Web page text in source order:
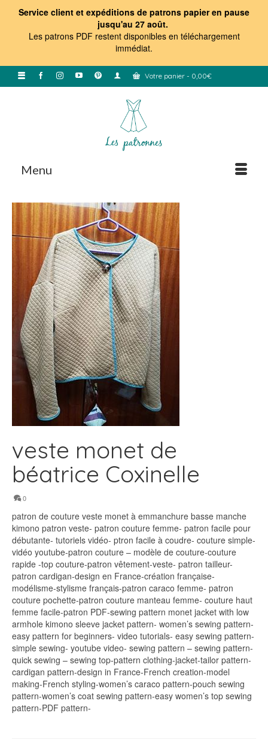
Service client et expéditions de patrons papier en pause
jusqu'au 27 août.
Les patrons PDF restent disponibles en téléchargement
immédiat.
Votre panier - 0,00€
Menu
veste monet de
béatrice Coxinelle
0
patron de couture veste monet à emmanchure basse manche
kimono patron veste- patron couture femme- patron facile pour
débutante- tutoriels vidéo- ptron facile à coudre- couture simple-
vidéo youtube-patron couture – modèle de couture-couture
rapide -top couture-patron vêtement-veste- patron tailleur-
patron cardigan-design en France-création française-
modélisme-stylisme français-patron caraco femme- patron
couture pochette-patron couture manteau femme- couture haut
femme facile-patron PDF-sewing pattern monet jacket with low
armhole kimono sleeve jacket pattern- women’s sewing pattern-
easy pattern for beginners- video tutorials- easy sewing pattern-
simple sewing- youtube video- sewing pattern – sewing pattern-
quick sewing – sewing top-pattern clothing-jacket-tailor pattern-
cardigan pattern-design in France-French creation-model
making-French styling-women’s caraco pattern-pouch sewing
pattern-women’s coat sewing pattern-easy women’s top sewing
pattern-PDF pattern-